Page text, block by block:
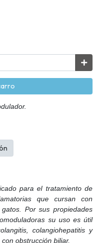
para el tratamiento de
que cursan con
Por sus propiedades
su uso es útil
colangiohepatitis y
obstrucción biliar.